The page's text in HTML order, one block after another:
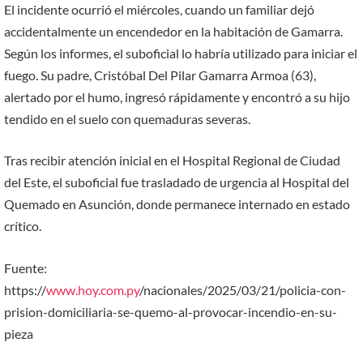
El incidente ocurrió el miércoles, cuando un familiar dejó
accidentalmente un encendedor en la habitación de Gamarra.
Según los informes, el suboficial lo habría utilizado para iniciar el
fuego. Su padre, Cristóbal Del Pilar Gamarra Armoa (63),
alertado por el humo, ingresó rápidamente y encontró a su hijo
tendido en el suelo con quemaduras severas.
Tras recibir atención inicial en el Hospital Regional de Ciudad
del Este, el suboficial fue trasladado de urgencia al Hospital del
Quemado en Asunción, donde permanece internado en estado
crítico.
Fuente:
https://www.hoy.com.py/nacionales/2025/03/21/policia-con-
prision-domiciliaria-se-quemo-al-provocar-incendio-en-su-
pieza